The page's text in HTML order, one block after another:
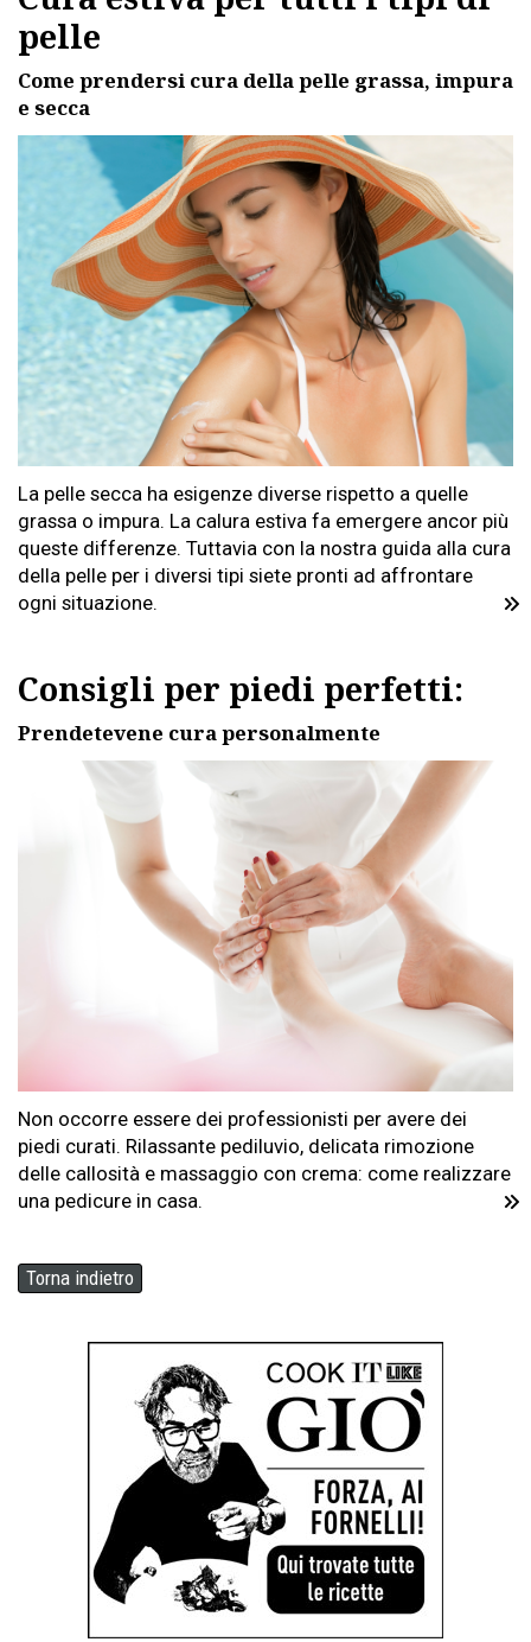
pelle
Come prendersi cura della pelle grassa, impura
e secca
La pelle secca ha esigenze diverse rispetto a quelle
grassa o impura. La calura estiva fa emergere ancor più
queste differenze. Tuttavia con la nostra guida alla cura
della pelle per i diversi tipi siete pronti ad affrontare
ogni situazione.
Consigli per piedi perfetti:
Prendetevene cura personalmente
Non occorre essere dei professionisti per avere dei
piedi curati. Rilassante pediluvio, delicata rimozione
delle callosità e massaggio con crema: come realizzare
una pedicure in casa.
Torna indietro